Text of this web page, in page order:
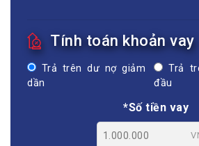
Tính toán khoản vay
Trả trên dư nợ giảm
dần
Trả
đầu
*Số tiền vay